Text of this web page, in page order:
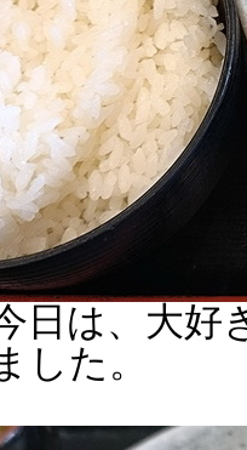
日は、大好
した。